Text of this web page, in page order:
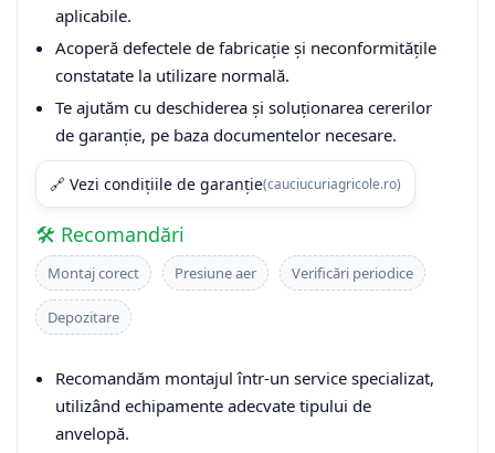
aplicabile.
Acoperă defectele de fabricație și neconformitățile
constatate la utilizare normală.
Te ajutăm cu deschiderea și soluționarea cererilor
de garanție, pe baza documentelor necesare.
🔗 Vezi condițiile de garanție(cauciucuriagricole.ro)
🛠️ Recomandări
Montaj corect Presiune aer Verificări periodice
Depozitare
Recomandăm montajul într-un service specializat,
utilizând echipamente adecvate tipului de
anvelopă.